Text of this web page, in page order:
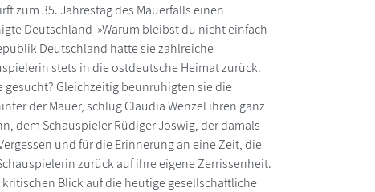
zum 35. Jahrestag des Mauerfalls einen
Deutschland »Warum bleibst du nicht einfach
Deutschland hatte sie zahlreiche
stets in die ostdeutsche Heimat zurück.
Gleichzeitig beunruhigten sie die
der Mauer, schlug Claudia Wenzel ihren ganz
dem Schauspieler Rüdiger Joswig, der damals
und für die Erinnerung an eine Zeit, die
zurück auf ihre eigene Zerrissenheit.
Blick auf die heutige gesellschaftliche